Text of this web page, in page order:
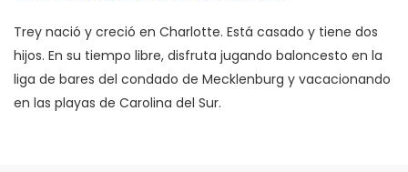
Trey nació y creció en Charlotte. Está casado y tiene dos
hijos. En su tiempo libre, disfruta jugando baloncesto en la
liga de bares del condado de Mecklenburg y vacacionando
en las playas de Carolina del Sur.